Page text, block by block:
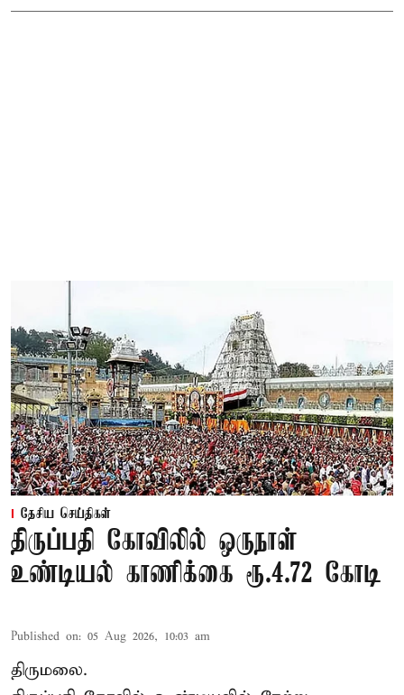
தேசிய செய்திகள்
திருப்பதி கோவிலில் ஒருநாள்
உண்டியல் காணிக்கை ரூ.4.72 கோடி
Published on: 05 Aug 2026, 10:03 am
திருமலை.